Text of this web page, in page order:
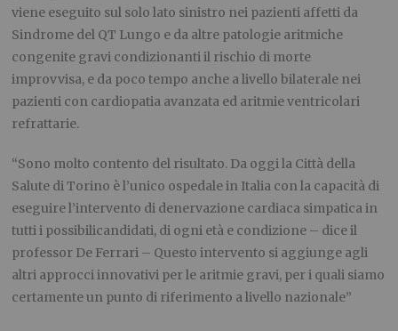
viene eseguito sul solo lato sinistro nei pazienti affetti da
Sindrome del QT Lungo e da altre patologie aritmiche
congenite gravi condizionanti il rischio di morte
improvvisa, e da poco tempo anche a livello bilaterale nei
pazienti con cardiopatia avanzata ed aritmie ventricolari
refrattarie.
“Sono molto contento del risultato. Da oggi la Città della
Salute di Torino è l’unico ospedale in Italia con la capacità di
eseguire l’intervento di denervazione cardiaca simpatica in
tutti i possibilicandidati, di ogni età e condizione – dice il
professor De Ferrari – Questointervento si aggiunge agli
altri approcci innovativi per le aritmie gravi, per i quali siamo
certamente un punto di riferimento a livello nazionale”